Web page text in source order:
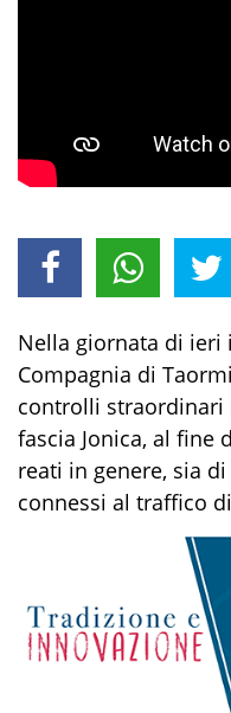
Nella giornata di ieri
Compagnia di
controlli straordinari
fascia Jonica, al fine
reati in genere, sia
connessi al traffico